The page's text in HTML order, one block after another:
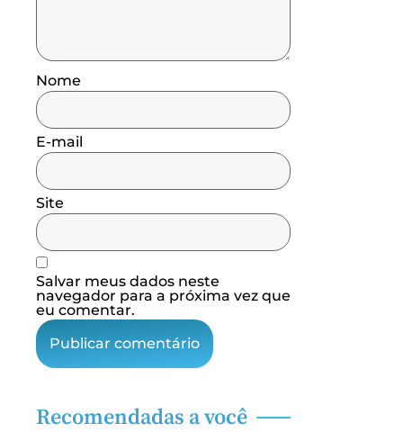
Nome
E-mail
Site
Salvar meus dados neste
navegador para a próxima vez que
eu comentar.
Recomendadas a você